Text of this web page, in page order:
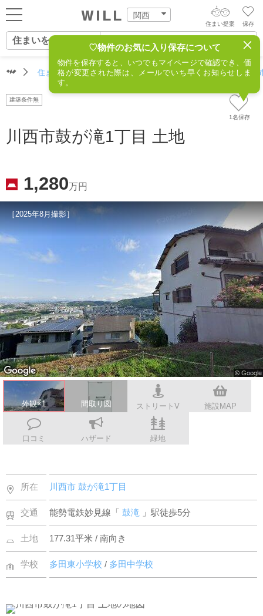
関西
ログイン
新規会員登録
住まいを売る
住まいをつくる
町を知る
店舗案内
会社案内
保存
住まい提案
住まいをさがす
住まいをさがす
自宅の相場をみる
住まい事例をさが
営業所をさがす
スタッフをさがす
AIウィルくんの提案
AI住まい提案を受ける
不動産エージェントの提案
相場データを依頼する
住まいをさがす（関西） 住所からさがす 不動産(川西
♡物件のお気に入り保存について
物件を保存すると、いつでもマイページで確認でき、価
格が変更された際は、メールでいち早くお知らせしま
す。
1名保存
建築条件無
川西市鼓が滝1丁目 土地
1,280万円
［2025年8月撮影］
外観×1 間取り図 ストリートV 施設MAP
口コミ ハザード 緑地
所在 川西市鼓が滝1丁目
交通 能勢電鉄妙見線「鼓滝 」駅徒歩5分
土地 177.31平米 / 南向き
学校 多田東小学校/ 多田中学校